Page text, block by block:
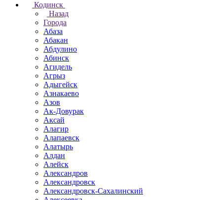
Кодинск
Назад
Города
Абаза
Абакан
Абдулино
Абинск
Агидель
Агрыз
Адыгейск
Азнакаево
Азов
Ак-Довурак
Аксай
Алагир
Алапаевск
Алатырь
Алдан
Алейск
Александров
Александровск
Александровск-Сахалинский